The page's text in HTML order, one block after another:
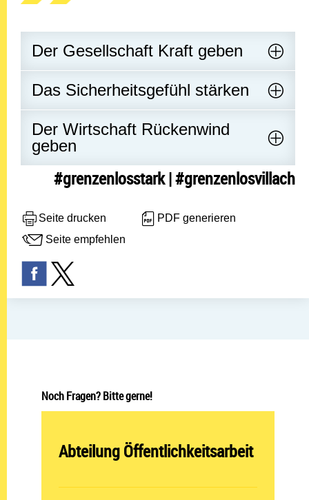
Der Gesellschaft Kraft geben
Das Sicherheitsgefühl stärken
Der Wirtschaft Rückenwind
geben
#grenzenlosstark | #grenzenlosvillach
Seite drucken
PDF generieren
Seite empfehlen
Noch Fragen? Bitte gerne!
Abteilung öffnen:
Abteilung Öffentlichkeitsarbeit